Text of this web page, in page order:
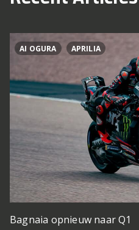
AI OGURA APRILIA
Bagnaia opnieuw naar Q1